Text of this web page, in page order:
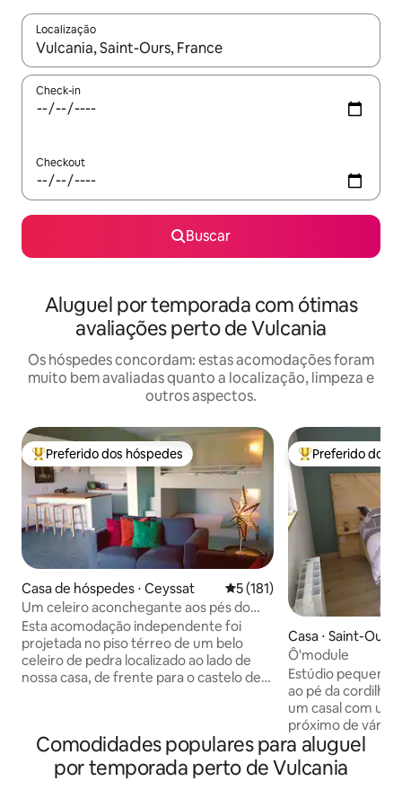
Localização
Quando os resultados estiverem disponíveis, explore-os
Check-in
Checkout
Buscar
Aluguel por temporada com ótimas
avaliações perto de Vulcania
Os hóspedes concordam: estas acomodações foram
muito bem avaliadas quanto a localização, limpeza e
outros aspectos.
Entre os melhores preferidos dos hóspedes
Preferido dos hóspedes
Casa de hóspedes ⋅ Ceyssat 5 de uma avaliação média de
5 (181)
Um celeiro aconchegante aos pés do
Puy de Dôme
Esta acomodação independente foi
projetada no piso térreo de um belo
celeiro de pedra localizado ao lado de
nossa casa, de frente para o castelo de
Puys, à beira de uma floresta conhecida
por sua magnífica floresta de faias,
Allagnat é dominada por seu castelo
Entre os
Preferido dos
Casa ⋅ Saint-Ours
Ô'module
Estúdio pequeno
ao pé da
um casal com
próximo de várias
caminhadas e
Ruche des Puys
distância. Fica a cerca de 5 minutos de
Comodidades populares para aluguel
por temporada perto de Vulcania